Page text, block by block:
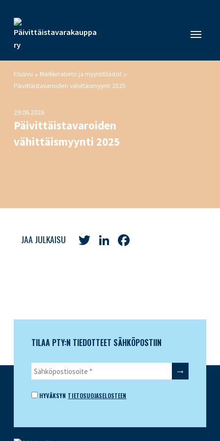
Etusivu > Markkinatieto ja myyntitilastot >
Päivittäistavaroiden vähittäismyynti 2025
29.06.2026
Päivittäistavaroiden
vähittäismyynti 2025
JAA JULKAISU TwitterLinkedIn
TILAA PTY:N TIEDOTTEET SÄHKÖPOSTIIN
HYVÄKSYN TIETOSUOJASELOSTEEN